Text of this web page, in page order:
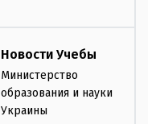
Новости Учебы
Министерство
образования и науки
Украины